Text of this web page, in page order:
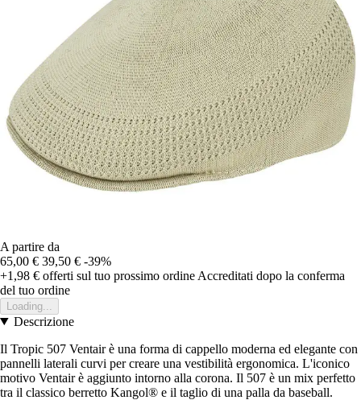
A partire da
65,00 € 39,50 € -39%
+1,98 € offerti sul tuo prossimo ordine Accreditati dopo la conferma
del tuo ordine
Loading...
Descrizione
Il Tropic 507 Ventair è una forma di cappello moderna ed elegante con
pannelli laterali curvi per creare una vestibilità ergonomica. L'iconico
motivo Ventair è aggiunto intorno alla corona. Il 507 è un mix perfetto
tra il classico berretto Kangol® e il taglio di una palla da baseball.